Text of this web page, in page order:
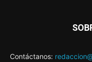
Contáctanos: